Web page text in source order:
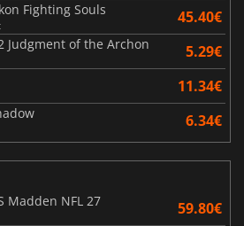
Fighting Souls 45.40€
Judgment of the Archon 5.29€
11.34€
6.34€
Madden NFL 27
59.80€